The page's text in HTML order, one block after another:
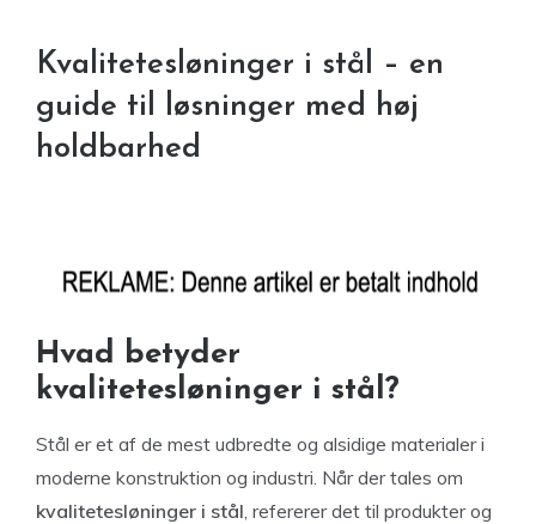
Kvalitetesløninger i stål – en
guide til løsninger med høj
holdbarhed
Hvad betyder
kvalitetesløninger i stål?
Stål er et af de mest udbredte og alsidige materialer i
moderne konstruktion og industri. Når der tales om
kvalitetesløninger i stål , refererer det til produkter og